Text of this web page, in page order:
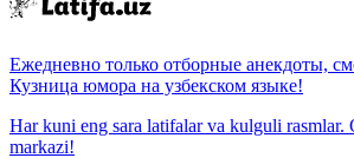
Ежедневно только отборные анекдоты,
Кузница юмора на узбекском языке!
Har kuni eng sara latifalar va kulguli
markazi!